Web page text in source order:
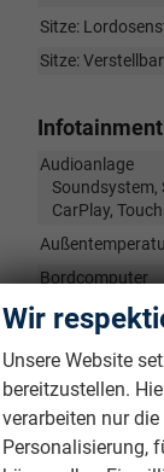
Sitze:
Sitze:
Audioanlage
Soundsystem,
CarPlay,
Bordcomputer
Uhr &
Volldigitales
Wir
Unsere Website
bereitzustellen.
verarbeiten nur
Personalisierung,